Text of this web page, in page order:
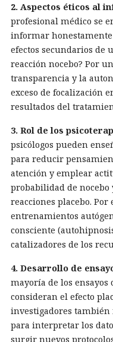
2. Aspectos éticos al
profesional médico se
informar honestamente
efectos secundarios de
reacción nocebo? Por
transparencia y la
exceso de focalización
resultados del
3. Rol de los
psicólogos pueden
para reducir
atención y emplear
probabilidad de
reacciones placebo.
entrenamientos
consciente
catalizadores de los
4. Desarrollo de
mayoría de los ensayos
consideran el efecto
investigadores también
para interpretar los
surgir nuevos